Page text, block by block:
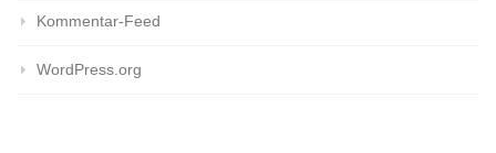
Kommentar-Feed
WordPress.org